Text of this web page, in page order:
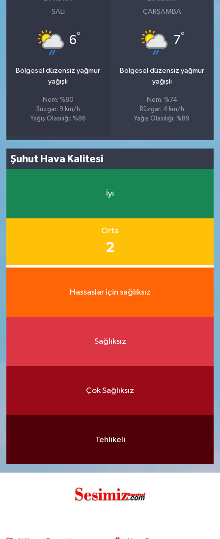
SALI
6°
Bölgesel düzensiz yağmur
yağışlı
Nem: %80
Rüzgar: 9 km/h
Yağış Olasılığı: %86
ÇARŞAMBA
7°
Bölgesel düzensiz yağmur
yağışlı
Nem: %74
Rüzgar: 4 km/h
Yağış Olasılığı: %89
Şuhut Hava Kalitesi
İyi
Orta
2
Hassaslar için sağlıksız
Sağlıksız
Çok Sağlıksız
Tehlikeli